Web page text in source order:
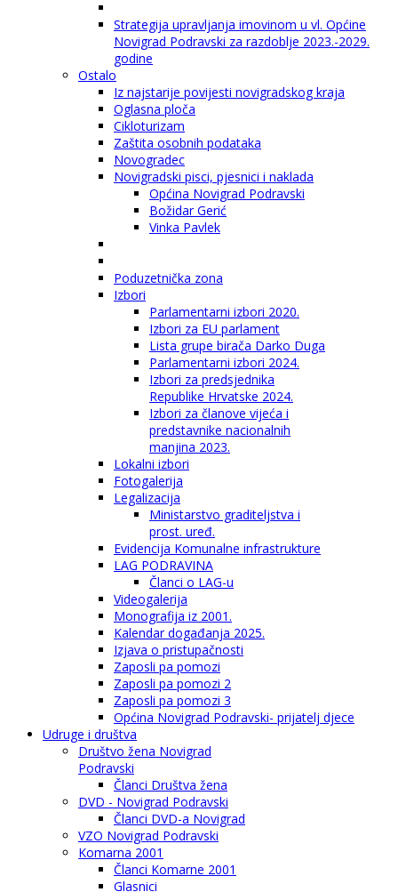
Strategija upravljanja imovinom u vl. Općine
Novigrad Podravski za razdoblje 2023.-2029.
godine
Ostalo
Iz najstarije povijesti novigradskog kraja
Oglasna ploča
Cikloturizam
Zaštita osobnih podataka
Novogradec
Novigradski pisci, pjesnici i naklada
Općina Novigrad Podravski
Božidar Gerić
Vinka Pavlek
Poduzetnička zona
Izbori
Parlamentarni izbori 2020.
Izbori za EU parlament
Lista grupe birača Darko Duga
Parlamentarni izbori 2024.
Izbori za predsjednika
Republike Hrvatske 2024.
Izbori za članove vijeća i
predstavnike nacionalnih
manjina 2023.
Lokalni izbori
Fotogalerija
Legalizacija
Ministarstvo graditeljstva i
prost. uređ.
Evidencija Komunalne infrastrukture
LAG PODRAVINA
Članci o LAG-u
Videogalerija
Monografija iz 2001.
Kalendar događanja 2025.
Izjava o pristupačnosti
Zaposli pa pomozi
Zaposli pa pomozi 2
Zaposli pa pomozi 3
Općina Novigrad Podravski- prijatelj djece
Udruge i društva
Društvo žena Novigrad
Podravski
Članci Društva žena
DVD - Novigrad Podravski
Članci DVD-a Novigrad
VZO Novigrad Podravski
Komarna 2001
Članci Komarne 2001
Glasnici